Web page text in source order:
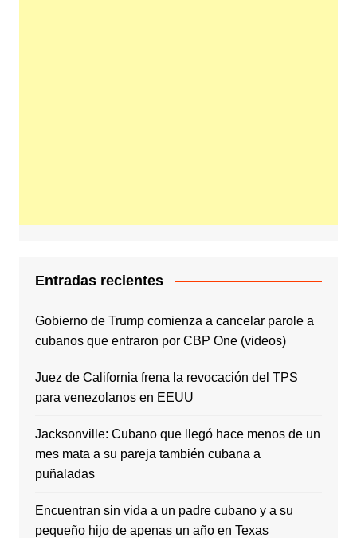
Entradas recientes
Gobierno de Trump comienza a cancelar parole a
cubanos que entraron por CBP One (videos)
Juez de California frena la revocación del TPS
para venezolanos en EEUU
Jacksonville: Cubano que llegó hace menos de un
mes mata a su pareja también cubana a
puñaladas
Encuentran sin vida a un padre cubano y a su
pequeño hijo de apenas un año en Texas